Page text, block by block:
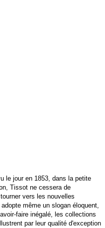
le jour en 1853, dans la petite
Tissot ne cessera de
vers les nouvelles
même un slogan éloquent,
faire inégalé, les collections
par leur qualité d'exception